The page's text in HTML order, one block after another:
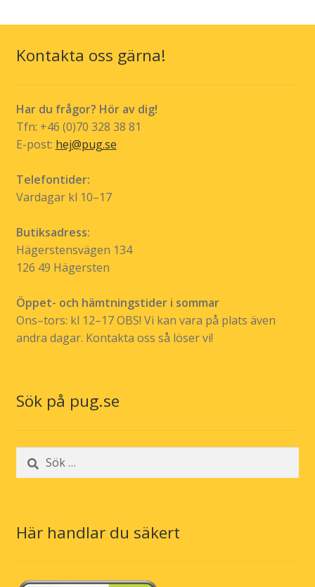
De
Kontakta oss gärna!
Har du frågor? Hör av dig!
Tfn: +46 (0)70 328 38 81
E-post: hej@pug.se
Telefontider:
Vardagar kl 10–17
Butiksadress:
Hägerstensvägen 134
126 49 Hägersten
Öppet- och hämtningstider i sommar
Ons–tors: kl 12–17 OBS! Vi kan vara på plats även
andra dagar. Kontakta oss så löser vi!
Sök på pug.se
Sök
efter:
Här handlar du säkert